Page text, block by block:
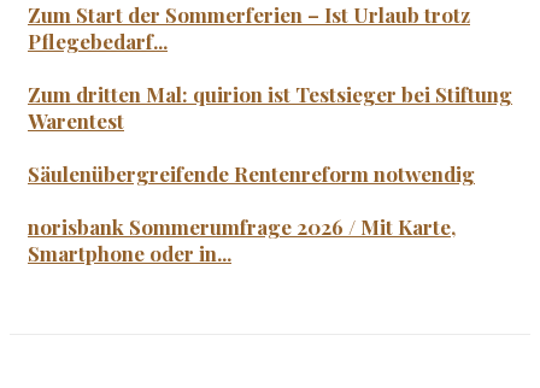
Zum Start der Sommerferien – Ist Urlaub trotz
Pflegebedarf...
Zum dritten Mal: quirion ist Testsieger bei Stiftung
Warentest
Säulenübergreifende Rentenreform notwendig
norisbank Sommerumfrage 2026 / Mit Karte,
Smartphone oder in...